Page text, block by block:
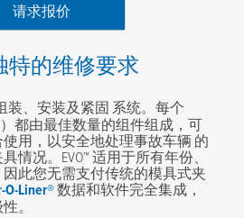
请求报价
特的维修要求
装、安装及紧固 系统。每个
）都由最佳数量的组件组成，可
用，以安全地处理事故车辆 的
情况。EVO™ 适用于所有年份、
此您无需支付传统的模具式夹
O-Liner®数据和软件完全集成，
。